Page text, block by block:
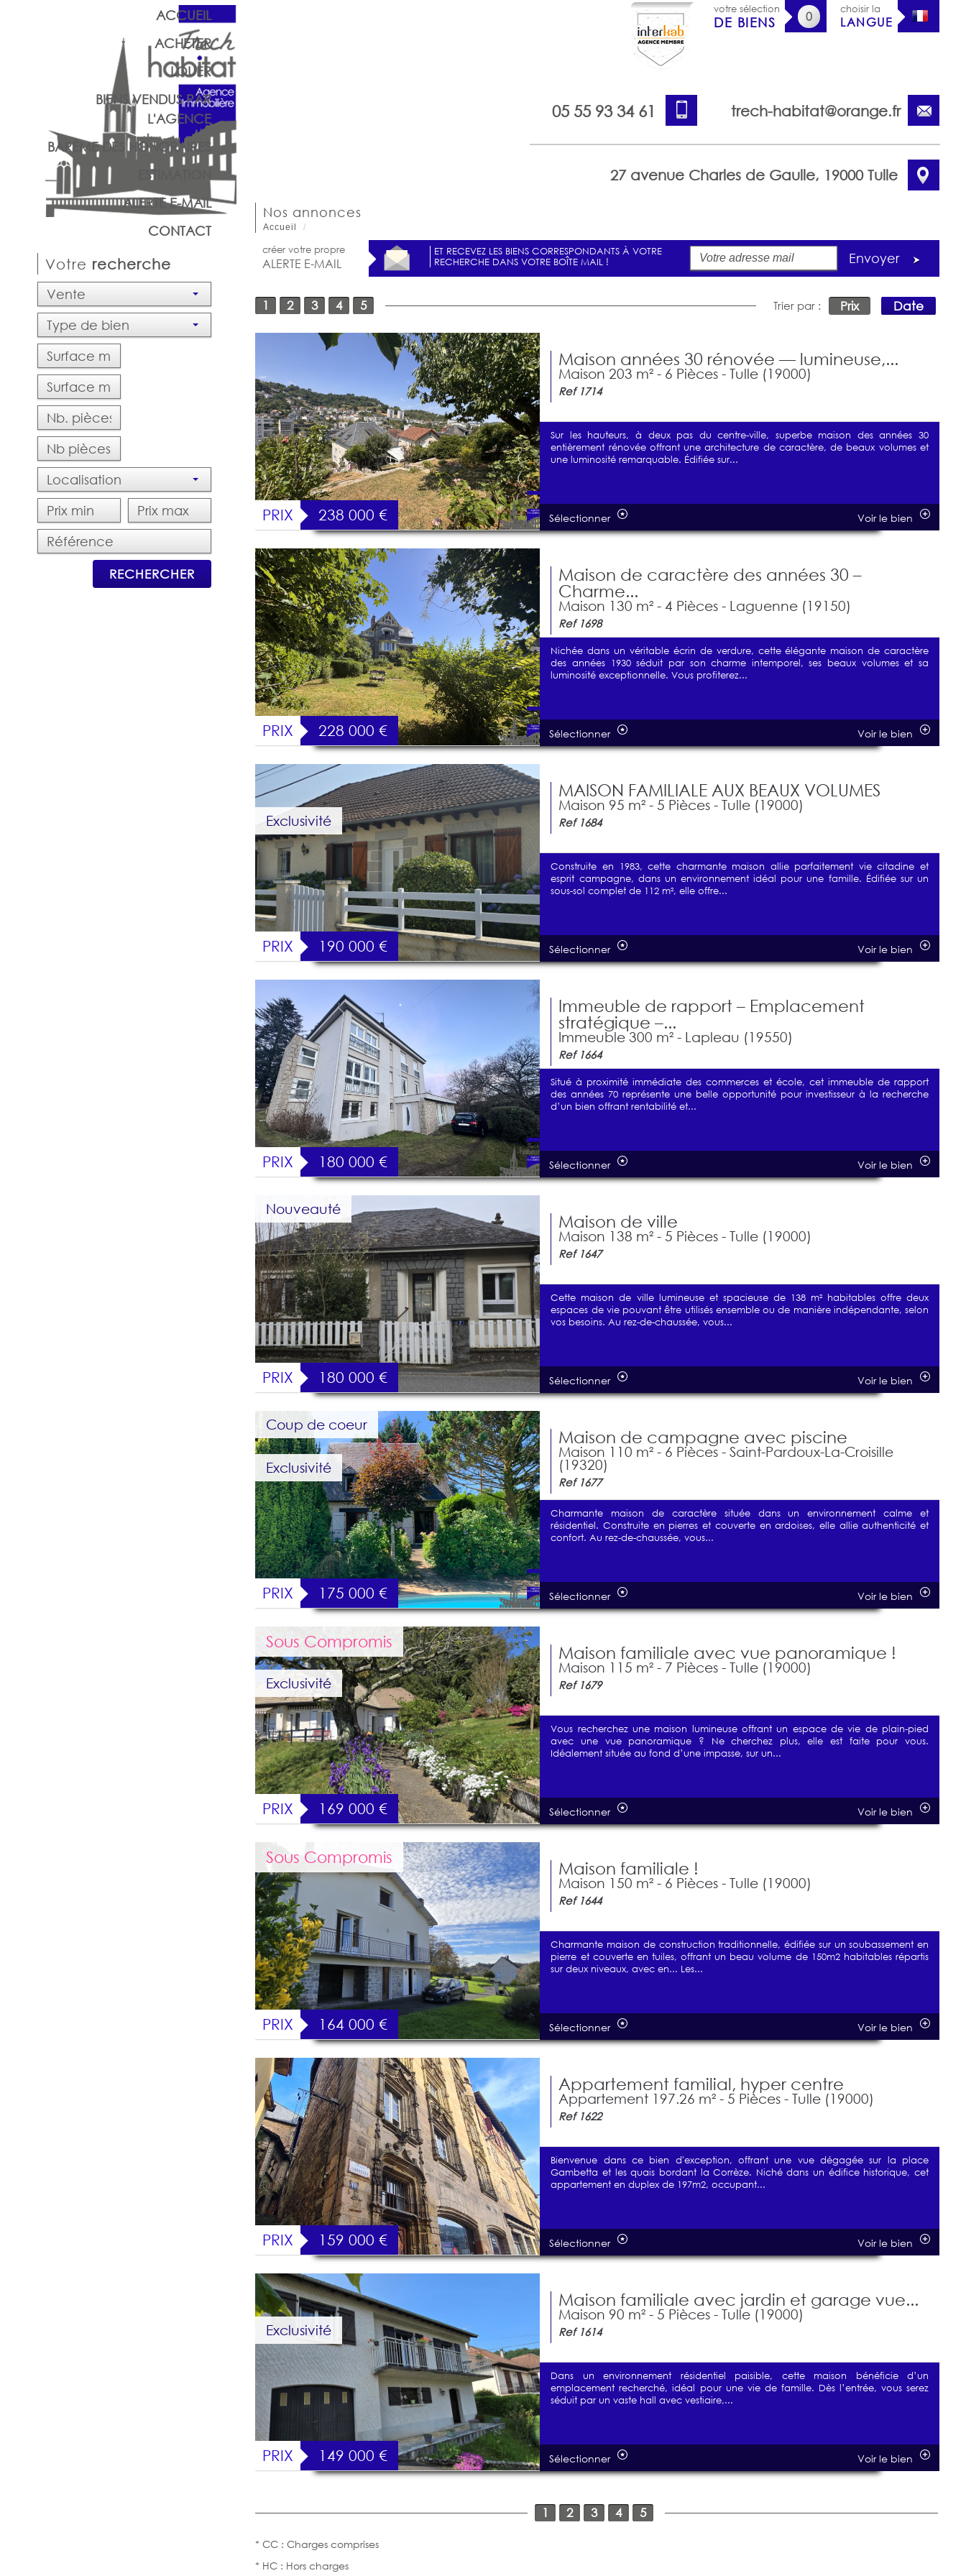
votre sélection
DE BIENS 0
choisir la
LANGUE
05 55 93 34 61 trech-habitat@orange.fr
27 avenue Charles de Gaulle, 19000 Tulle
ACCUEIL
ACHETER
LOUER
BIENS VENDUS PAR
L'AGENCE
BARÈME DES HONORAIRES
ESTIMATION
ALERTE E-MAIL
CONTACT
Votre recherche
Vente
Type de bien
Localisation
RECHERCHER
Nos annonces
Accueil
créer votre propre
ALERTE E-MAIL
ET RECEVEZ LES BIENS CORRESPONDANTS À VOTRE
RECHERCHE DANS VOTRE BOÎTE MAIL !
Envoyer
1 2 3 4 5 Trier par : Prix Date
PRIX 238 000 €
Maison années 30 rénovée — lumineuse,...
Maison 203 m² - 6 Pièces - Tulle (19000)
Ref 1714
Sur les hauteurs, à deux pas du centre-ville, superbe maison des années 30
entièrement rénovée offrant une architecture de caractère, de beaux volumes et
une luminosité remarquable. Édifiée sur...
Sélectionner Voir le bien
PRIX 228 000 €
Maison de caractère des années 30 –
Charme...
Maison 130 m² - 4 Pièces - Laguenne (19150)
Ref 1698
Nichée dans un véritable écrin de verdure, cette élégante maison de caractère
des années 1930 séduit par son charme intemporel, ses beaux volumes et sa
luminosité exceptionnelle. Vous profiterez...
Sélectionner Voir le bien
Exclusivité
PRIX 190 000 €
MAISON FAMILIALE AUX BEAUX VOLUMES
Maison 95 m² - 5 Pièces - Tulle (19000)
Ref 1684
Construite en 1983, cette charmante maison allie parfaitement vie citadine et
esprit campagne, dans un environnement idéal pour une famille. Édifiée sur un
sous-sol complet de 112 m², elle offre...
Sélectionner Voir le bien
PRIX 180 000 €
Immeuble de rapport – Emplacement
stratégique –...
Immeuble 300 m² - Lapleau (19550)
Ref 1664
Situé à proximité immédiate des commerces et école, cet immeuble de rapport
des années 70 représente une belle opportunité pour investisseur à la recherche
d’un bien offrant rentabilité et...
Sélectionner Voir le bien
Nouveauté
PRIX 180 000 €
Maison de ville
Maison 138 m² - 5 Pièces - Tulle (19000)
Ref 1647
Cette maison de ville lumineuse et spacieuse de 138 m² habitables offre deux
espaces de vie pouvant être utilisés ensemble ou de manière indépendante, selon
vos besoins. Au rez-de-chaussée, vous...
Sélectionner Voir le bien
Exclusivité
Coup de coeur
PRIX 175 000 €
Maison de campagne avec piscine
Maison 110 m² - 6 Pièces - Saint-Pardoux-La-Croisille
(19320)
Ref 1677
Charmante maison de caractère située dans un environnement calme et
résidentiel. Construite en pierres et couverte en ardoises, elle allie authenticité et
confort. Au rez-de-chaussée, vous...
Sélectionner Voir le bien
Sous Compromis
Exclusivité
PRIX 169 000 €
Maison familiale avec vue panoramique !
Maison 115 m² - 7 Pièces - Tulle (19000)
Ref 1679
Vous recherchez une maison lumineuse offrant un espace de vie de plain-pied
avec une vue panoramique ? Ne cherchez plus, elle est faite pour vous.
Idéalement située au fond d’une impasse, sur un...
Sélectionner Voir le bien
Sous Compromis
PRIX 164 000 €
Maison familiale !
Maison 150 m² - 6 Pièces - Tulle (19000)
Ref 1644
Charmante maison de construction traditionnelle, édifiée sur un soubassement en
pierre et couverte en tuiles, offrant un beau volume de 150m2 habitables répartis
sur deux niveaux, avec en... Les...
Sélectionner Voir le bien
PRIX 159 000 €
Appartement familial, hyper centre
Appartement 197.26 m² - 5 Pièces - Tulle (19000)
Ref 1622
Bienvenue dans ce bien d'exception, offrant une vue dégagée sur la place
Gambetta et les quais bordant la Corrèze. Niché dans un édifice historique, cet
appartement en duplex de 197m2, occupant...
Sélectionner Voir le bien
Exclusivité
PRIX 149 000 €
Maison familiale avec jardin et garage vue...
Maison 90 m² - 5 Pièces - Tulle (19000)
Ref 1614
Dans un environnement résidentiel paisible, cette maison bénéficie d’un
emplacement recherché, idéal pour une vie de famille. Dès l’entrée, vous serez
séduit par un vaste hall avec vestiaire,...
Sélectionner Voir le bien
1 2 3 4 5
* CC : Charges comprises
* HC : Hors charges